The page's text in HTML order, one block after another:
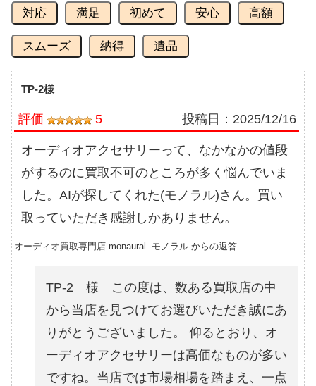
対応 満足 初めて 安心 高額
スムーズ 納得 遺品
TP-2様
評価 5 投稿日： 2025/12/16
オーディオアクセサリーって、なかなかの値段
がするのに買取不可のところが多く悩んでいま
した。AIが探してくれた(モノラル)さん。買い
取っていただき感謝しかありません。
オーディオ買取専門店 monaural -モノラル-からの返答
TP-2 様 この度は、数ある買取店の中
から当店を見つけてお選びいただき誠にあ
りがとうございました。 仰るとおり、オ
ーディオアクセサリーは高価なものが多い
ですね。当店では市場相場を踏まえ、一点